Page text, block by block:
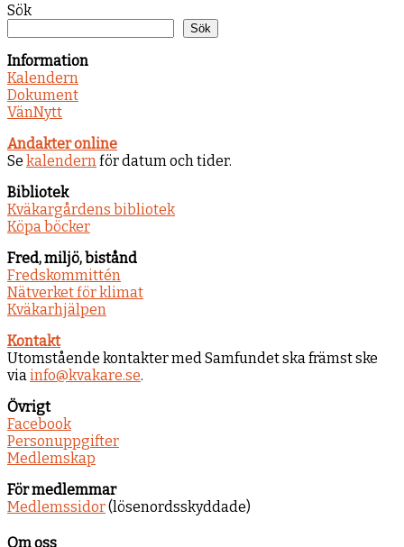
Sök
Sök
Information
Kalendern
Dokument
VänNytt
Andakter online
Se kalendernför datum och tider.
Bibliotek
Kväkargårdens bibliotek
Köpa böcker
Fred, miljö, bistånd
Fredskommittén
Nätverket för klimat
Kväkarhjälpen
Kontakt
Utomstående kontakter med Samfundet ska främst ske
viainfo@kvakare.se.
Övrigt
Facebook
Personuppgifter
Medlemskap
För medlemmar
Medlemssidor(lösenordsskyddade)
Om oss